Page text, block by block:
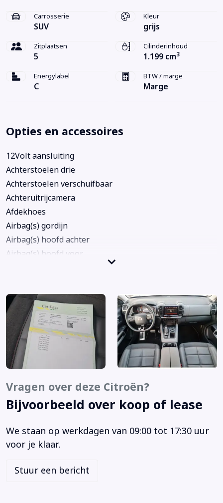
Carrosserie
SUV
Kleur
grijs
Zitplaatsen
5
Cilinderinhoud
1.199 cm3
Energylabel
C
BTW / marge
Marge
Opties en accessoires
12Volt aansluiting
Achterstoelen drie
Achterstoelen verschuifbaar
Achteruitrijcamera
Afdekhoes
Airbag(s) gordijn
Airbag(s) hoofd achter
Airbag(s) hoofd voor
Airbag bestuurder
Airbag passagier
Airco
Airco (automatisch)
Airco automatisch
Airco met elektronische regeling
Alarmsysteem
Andere dakkleur
Anti Blokkeer Systeem
Anti doorSlip Regeling
Apple Carplay/Android Auto
Vragen over deze Citroën?
Bijvoorbeeld over koop of lease
We staan op werkdagen van 09:00 tot 17:30 uur
voor je klaar.
Stuur een bericht